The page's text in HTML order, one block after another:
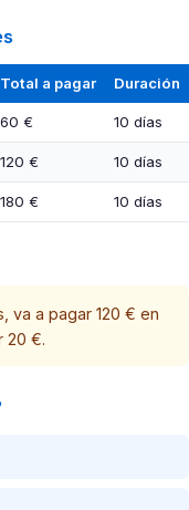
Total a pagar Duración
60 € 10 días
120 € 10 días
180 € 10 días
va a pagar 120 € en
20 €.​